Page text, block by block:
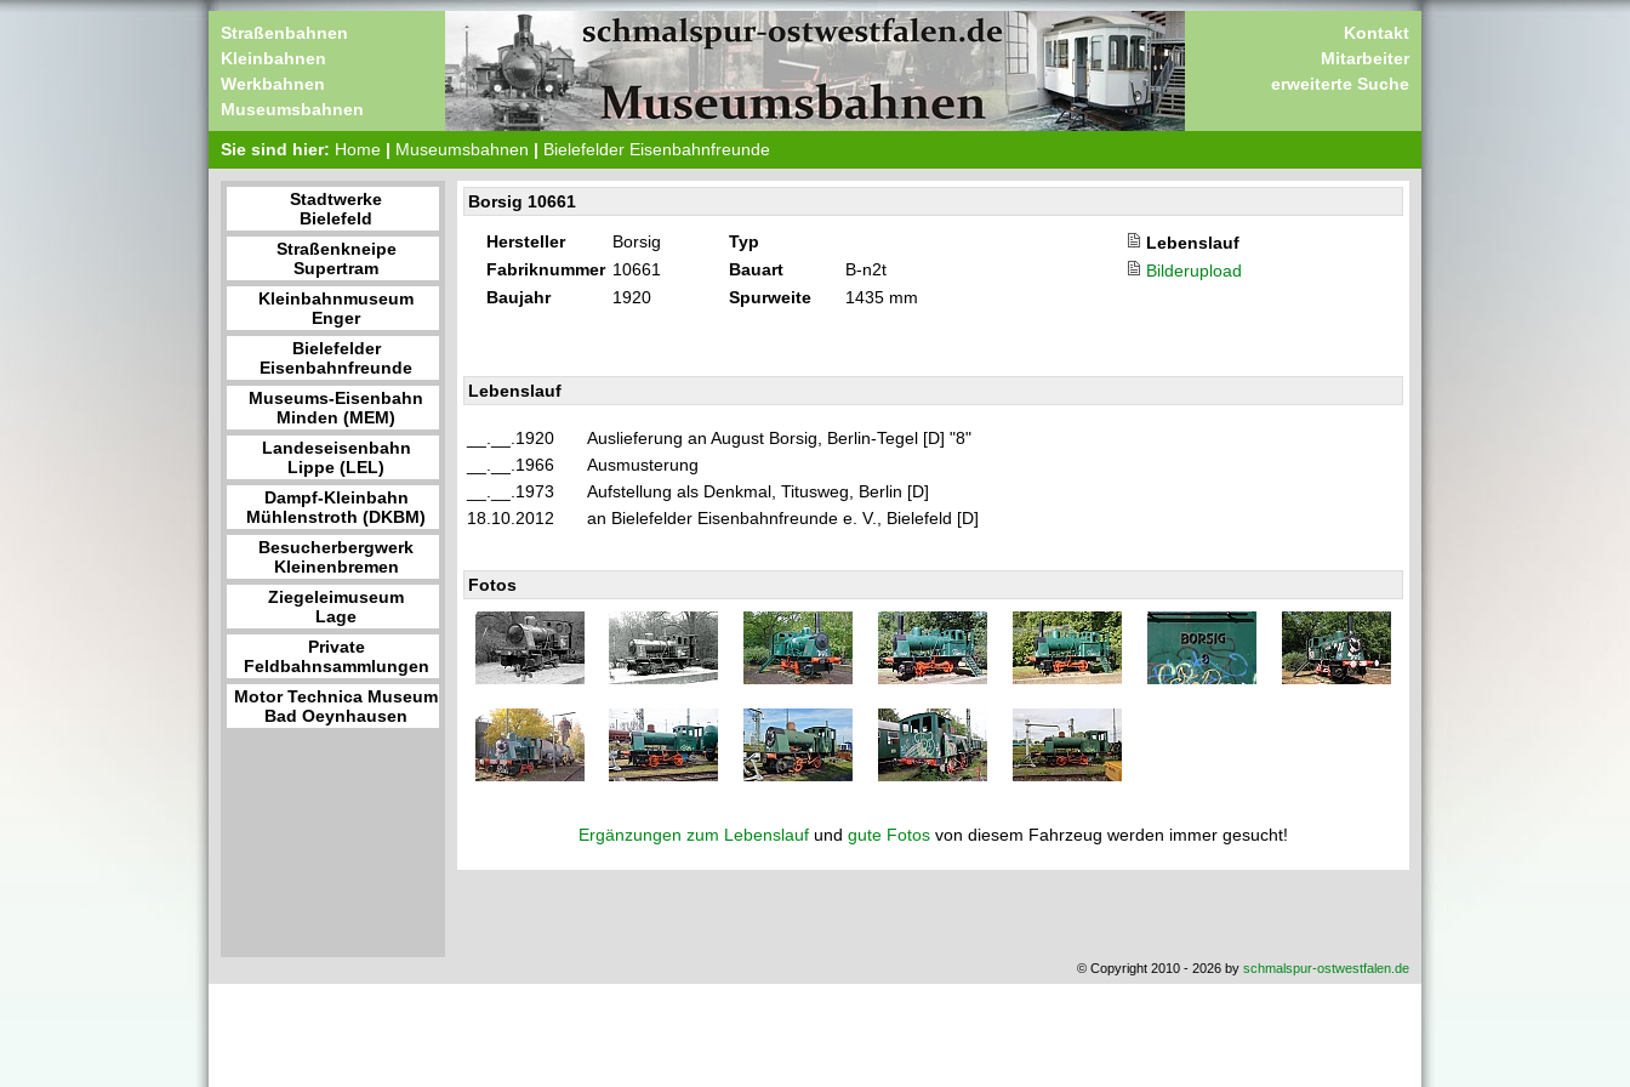
Straßenbahnen
Kleinbahnen
Werkbahnen
Museumsbahnen
Kontakt
Mitarbeiter
erweiterte Suche
Sie sind hier: Home | Museumsbahnen | Bielefelder Eisenbahnfreunde
Stadtwerke
Bielefeld
Straßenkneipe
Supertram
Kleinbahnmuseum
Enger
Bielefelder
Eisenbahnfreunde
Museums-Eisenbahn
Minden (MEM)
Landeseisenbahn
Lippe (LEL)
Dampf-Kleinbahn
Mühlenstroth (DKBM)
Besucherbergwerk
Kleinenbremen
Ziegeleimuseum
Lage
Private
Feldbahnsammlungen
Motor Technica Museum
Bad Oeynhausen
Borsig 10661
Hersteller Borsig Typ
Lebenslauf
Fabriknummer 10661 Bauart B-n2t
Bilderupload
Baujahr
1920 Spurweite 1435 mm
Lebenslauf
__.__.1920
Auslieferung an August Borsig, Berlin-Tegel [D] "8"
__.__.1966
Ausmusterung
__.__.1973
Aufstellung als Denkmal, Titusweg, Berlin [D]
18.10.2012
an Bielefelder Eisenbahnfreunde e. V., Bielefeld [D]
Fotos
Ergänzungen zum Lebenslauf und gute Fotos von diesem Fahrzeug werden immer gesucht!
© Copyright 2010 - 2026 by schmalspur-ostwestfalen.de